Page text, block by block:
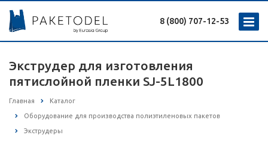
8 (800) 707-12-53
Экструдер для изготовления
пятислойной пленки SJ-5L1800
Главная Каталог
Оборудование для производства полиэтиленовых пакетов
Экструдеры